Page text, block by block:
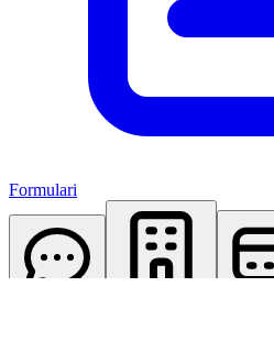
Formulari